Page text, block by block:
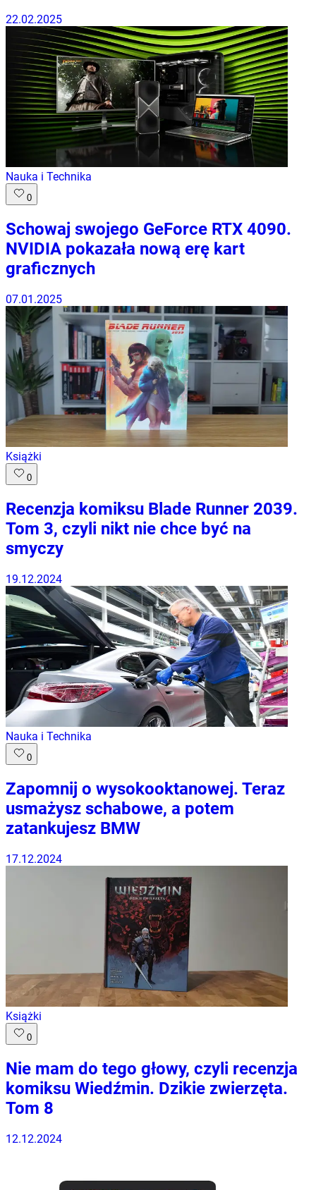
22.02.2025
Nauka i Technika
0
Schowaj swojego GeForce RTX 4090.
NVIDIA pokazała nową erę kart
graficznych
07.01.2025
Książki
0
Recenzja komiksu Blade Runner 2039.
Tom 3, czyli nikt nie chce być na
smyczy
19.12.2024
Nauka i Technika
0
Zapomnij o wysokooktanowej. Teraz
usmażysz schabowe, a potem
zatankujesz BMW
17.12.2024
Książki
0
Nie mam do tego głowy, czyli recenzja
komiksu Wiedźmin. Dzikie zwierzęta.
Tom 8
12.12.2024